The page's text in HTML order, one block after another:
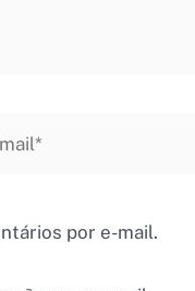
por e-mail.